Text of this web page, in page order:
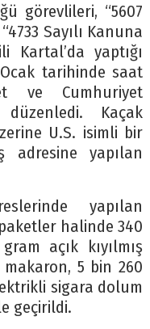
görevlileri, “5607
Sayılı Kanuna
yaptığı
Ocak tarihinde saat
ve Cumhuriyet
Kaçak
U.S. isimli bir
yapılan
yapılan
halinde 340
açık kıyılmış
5 bin 260
sigara dolum
geçirildi.